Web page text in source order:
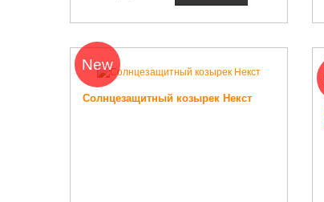
New
Солнцезащитный козырек Некст